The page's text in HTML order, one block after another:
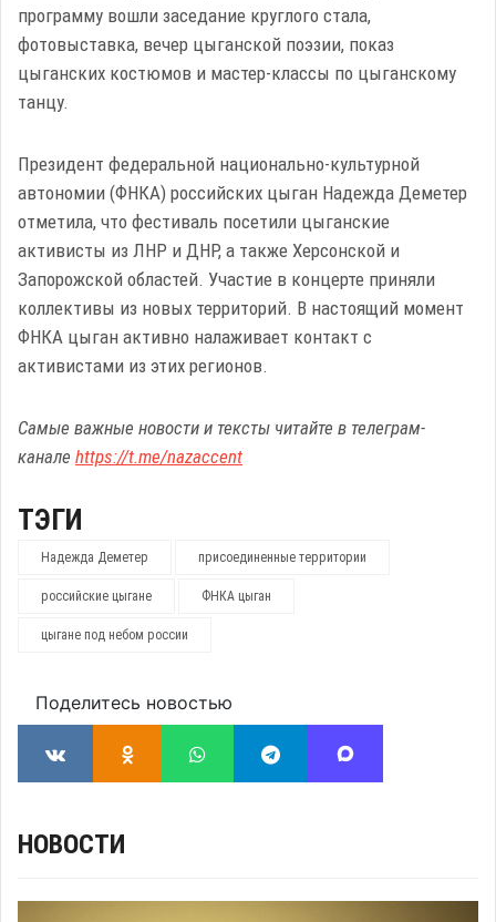
программу вошли заседание круглого стала,
фотовыставка, вечер цыганской поэзии, показ
цыганских костюмов и мастер-классы по цыганскому
танцу.
Президент федеральной национально-культурной
автономии (ФНКА) российских цыган Надежда Деметер
отметила, что фестиваль посетили цыганские
активисты из ЛНР и ДНР, а также Херсонской и
Запорожской областей. Участие в концерте приняли
коллективы из новых территорий. В настоящий момент
ФНКА цыган активно налаживает контакт с
активистами из этих регионов.
Самые важные новости и тексты читайте в телеграм-
канале https://t.me/nazaccent
ТЭГИ
Надежда Деметер присоединенные территории
российские цыгане ФНКА цыган
цыгане под небом россии
Поделитесь новостью
НОВОСТИ